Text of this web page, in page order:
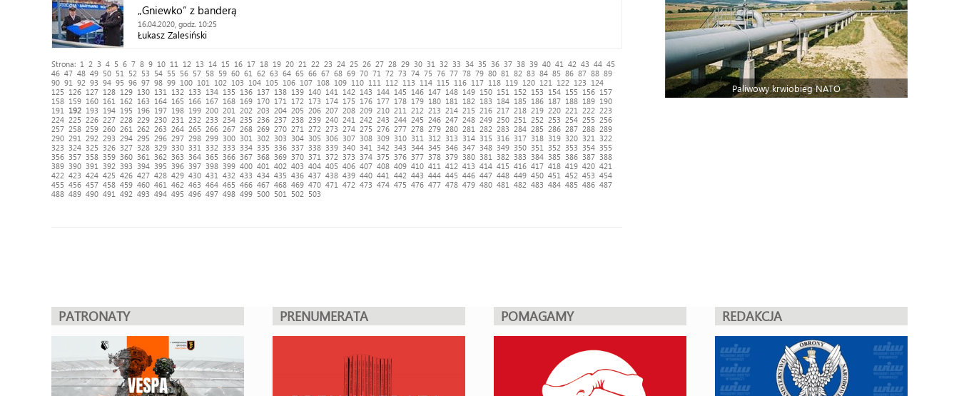
„Gniewko” z banderą
16.04.2020, godz. 10:25
Łukasz Zalesiński
Strona: 1 2 3 4 5 6 7 8 9 10 11 12 13 14 15 16 17 18 19 20 21 22 23 24 25 26 27 28 29 30 31 32 33 34 35 36 37 38 39 40 41 42 43 44 45
46 47 48 49 50 51 52 53 54 55 56 57 58 59 60 61 62 63 64 65 66 67 68 69 70 71 72 73 74 75 76 77 78 79 80 81 82 83 84 85 86 87 88 89
90 91 92 93 94 95 96 97 98 99 100 101 102 103 104 105 106 107 108 109 110 111 112 113 114 115 116 117 118 119 120 121 122 123
124
125
126 127 128 129 130 131 132 133 134 135 136 137 138 139 140 141 142 143 144 145 146 147 148 149 150 151 152 153 154 155 156 157
158 159 160 161 162 163 164 165 166 167 168 169 170 171 172 173 174 175 176 177 178 179 180 181 182 183 184 185 186 187 188 189 190
191
192 193 194 195 196 197 198 199 200 201 202 203 204 205 206 207 208 209 210 211 212 213 214 215 216 217 218 219 220 221 222
223
224 225 226 227 228 229 230 231 232 233 234 235 236 237 238 239 240 241 242 243 244 245 246 247 248 249 250 251 252 253 254 255
256
257 258 259 260 261 262 263 264 265 266 267 268 269 270 271 272 273 274 275 276 277 278 279 280 281 282 283 284 285 286 287 288 289
290 291 292 293 294 295 296 297 298 299 300 301 302 303 304 305 306 307 308 309 310 311 312 313 314 315 316 317 318 319 320 321
322
323
324 325 326 327 328 329 330 331 332 333 334 335 336 337 338 339 340 341 342 343 344 345 346 347 348 349 350 351 352 353 354 355
356 357 358 359 360 361 362 363 364 365 366 367 368 369 370 371 372 373 374 375 376 377 378 379 380 381 382 383 384 385 386 387 388
389 390 391 392 393 394 395 396 397 398 399 400 401 402 403 404 405 406 407 408 409 410 411 412 413 414 415 416 417 418 419 420 421
422 423 424 425 426 427 428 429 430 431 432 433 434 435 436 437 438 439 440 441 442 443 444 445 446 447 448 449 450 451 452 453 454
455 456 457 458 459 460 461 462 463 464 465 466 467 468 469 470 471 472 473 474 475 476 477 478 479 480 481 482 483 484 485 486 487
488 489 490 491 492 493 494 495 496 497 498 499 500 501 502 503
Paliwowy krwiobieg NATO
PATRONATY PRENUMERATA POMAGAMY REDAKCJA